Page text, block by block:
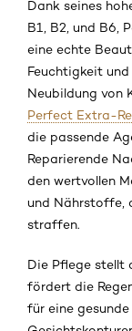
Dank seines
B1, B2, und B6,
eine echte
Feuchtigkeit
Neubildung von
Perfect Extra-
die passende
Reparierende
den wertvollen
und Nährstoffe,
straffen.
Die Pflege stellt
fördert die
für eine